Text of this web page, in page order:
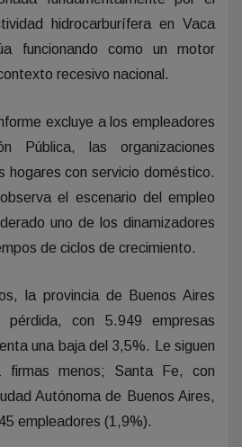
hidrocarburífera en Vaca
funcionando como un motor
recesivo nacional.
excluye a los empleadores
Pública, las organizaciones
hogares con servicio doméstico.
el escenario del empleo
uno de los dinamizadores
de ciclos de crecimiento.
la provincia de Buenos Aires
pérdida, con 5.949 empresas
una baja del 3,5%. Le siguen
firmas menos; Santa Fe, con
Autónoma de Buenos Aires,
empleadores (1,9%).